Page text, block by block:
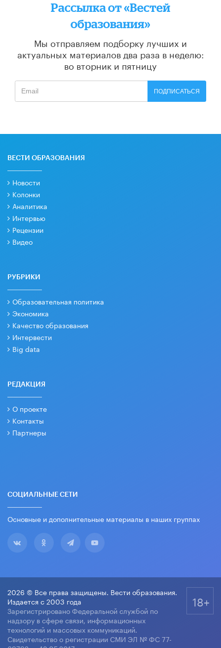
Рассылка от «Вестей
образования»
Мы отправляем подборку лучших и
актуальных материалов два раза в неделю:
во вторник и пятницу
ПОДПИСАТЬСЯ
ВЕСТИ ОБРАЗОВАНИЯ
Новости
Колонки
Аналитика
Интервью
Рецензии
Видео
РУБРИКИ
Образовательная политика
Экономика
Качество образования
Интервести
Big data
РЕДАКЦИЯ
О проекте
Контакты
Партнеры
СОЦИАЛЬНЫЕ СЕТИ
Основные и дополнительные материалы в наших группах
2026 © Все права защищены. Вести образования.
Издается с 2003 года
Зарегистрировано Федеральной службой по
надзору в сфере связи, информационных
технологий и массовых коммуникаций.
Свидетельство о регистрации СМИ ЭЛ № ФС 77-
18+